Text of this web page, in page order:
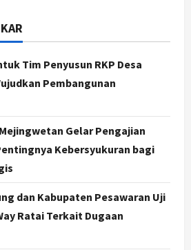
Tim Penyusun RKP Desa
Pembangunan
Gelar Pengajian
Kebersyukuran bagi
dan Kabupaten Pesawaran Uji
Ratai Terkait Dugaan
Jadi Pati ke-703 Jadi
Kemajuan, Ini Pesan Ali
Agustus 8, 2026
HUT ke-270 Kota
Digelar 2 Bulan, Fokus
UMKM dan Wisata
Agustus 7, 2026